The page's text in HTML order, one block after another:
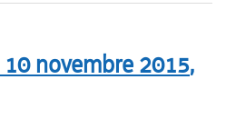
10 novembre 2015,